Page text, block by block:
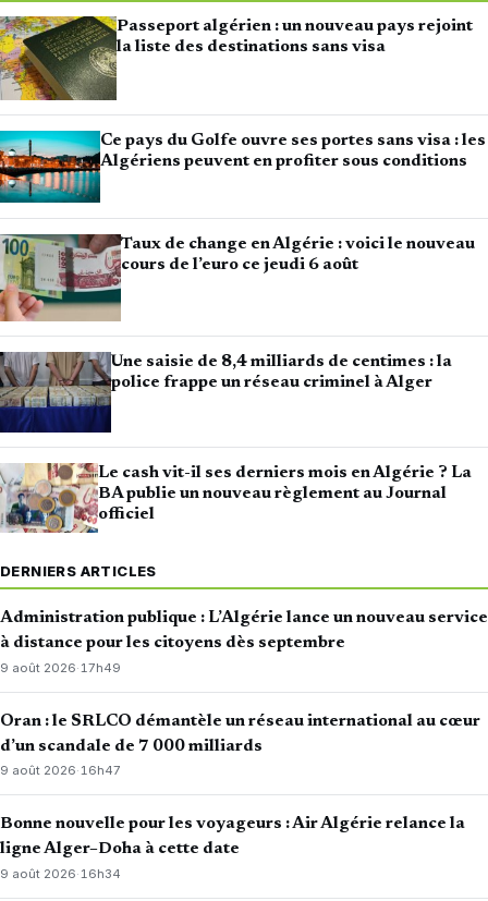
Passeport algérien : un nouveau pays rejoint
la liste des destinations sans visa
Ce pays du Golfe ouvre ses portes sans visa : les
Algériens peuvent en profiter sous conditions
Taux de change en Algérie : voici le nouveau
cours de l’euro ce jeudi 6 août
Une saisie de 8,4 milliards de centimes : la
police frappe un réseau criminel à Alger
Le cash vit-il ses derniers mois en Algérie ? La
BA publie un nouveau règlement au Journal
officiel
DERNIERS ARTICLES
Administration publique : L’Algérie lance un nouveau service
à distance pour les citoyens dès septembre
9 août 2026·17h49
Oran : le SRLCO démantèle un réseau international au cœur
d’un scandale de 7 000 milliards
9 août 2026·16h47
Bonne nouvelle pour les voyageurs : Air Algérie relance la
ligne Alger–Doha à cette date
9 août 2026·16h34